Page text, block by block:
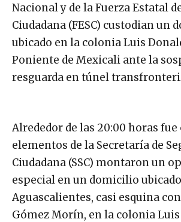
Nacional y de la Fuerza Estatal
Ciudadana (FESC) custodian un
ubicado en la colonia Luis
Poniente de Mexicali ante la
resguarda en túnel
Alrededor de las 20:00 horas fue
elementos de la Secretaría de
Ciudadana (SSC) montaron un
especial en un domicilio
Aguascalientes, casi esquina
Gómez Morín, en la colonia